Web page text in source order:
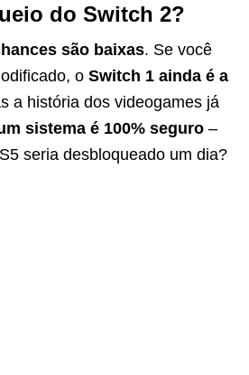
do Switch 2?
são baixas. Se você
o Switch 1 ainda é a
a história dos videogames já
sistema é 100% seguro –
seria desbloqueado um dia?